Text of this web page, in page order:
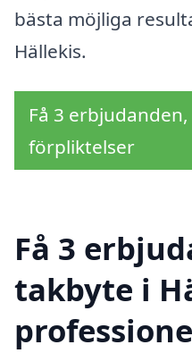
bästa möjliga
Hällekis.
Få 3
förpliktelser
Få 3
takbyte i